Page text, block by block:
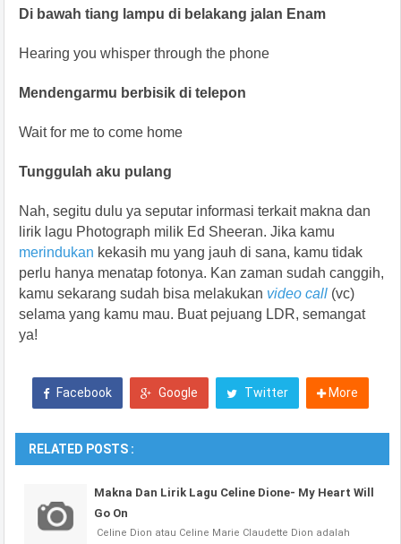
Di bawah tiang lampu di belakang jalan Enam
Hearing you whisper through the phone
Mendengarmu berbisik di telepon
Wait for me to come home
Tunggulah aku pulang
Nah, segitu dulu ya seputar informasi terkait makna dan
lirik lagu Photograph milik Ed Sheeran. Jika kamu
merindukan kekasih mu yang jauh di sana, kamu tidak
perlu hanya menatap fotonya. Kan zaman sudah canggih,
kamu sekarang sudah bisa melakukan video call (vc)
selama yang kamu mau. Buat pejuang LDR, semangat
ya!
Facebook Google Twitter More
RELATED POSTS :
Makna Dan Lirik Lagu Celine Dione- My Heart Will
Go On
Celine Dion atau Celine Marie Claudette Dion adalah